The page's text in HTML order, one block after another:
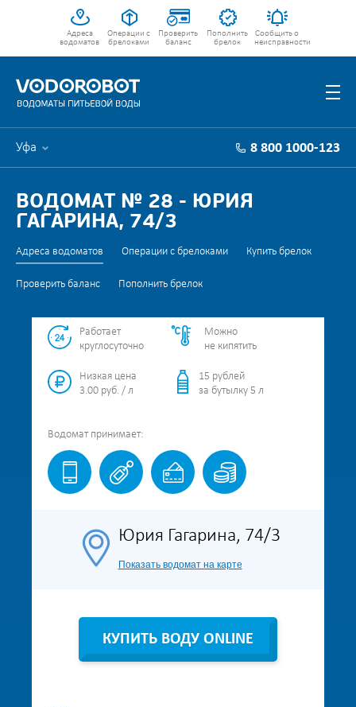
Адреса
водоматов
Операции с
брелоками
Проверить
баланс
Пополнить
брелок
Сообщить о
неисправности
Уфа 8 800 1000-123
ВОДОМАТ № 28 - ЮРИЯ
ГАГАРИНА, 74/3
Адреса водоматов Операции с брелоками Купить брелок
Проверить баланс Пополнить брелок
Работает
круглосуточно
Можно
не кипятить
Низкая цена
3.00 руб. / л
15 рублей
за бутылку 5 л
Водомат принимает:
Юрия Гагарина, 74/3
Показать водомат на карте
КУПИТЬ ВОДУ ONLINE